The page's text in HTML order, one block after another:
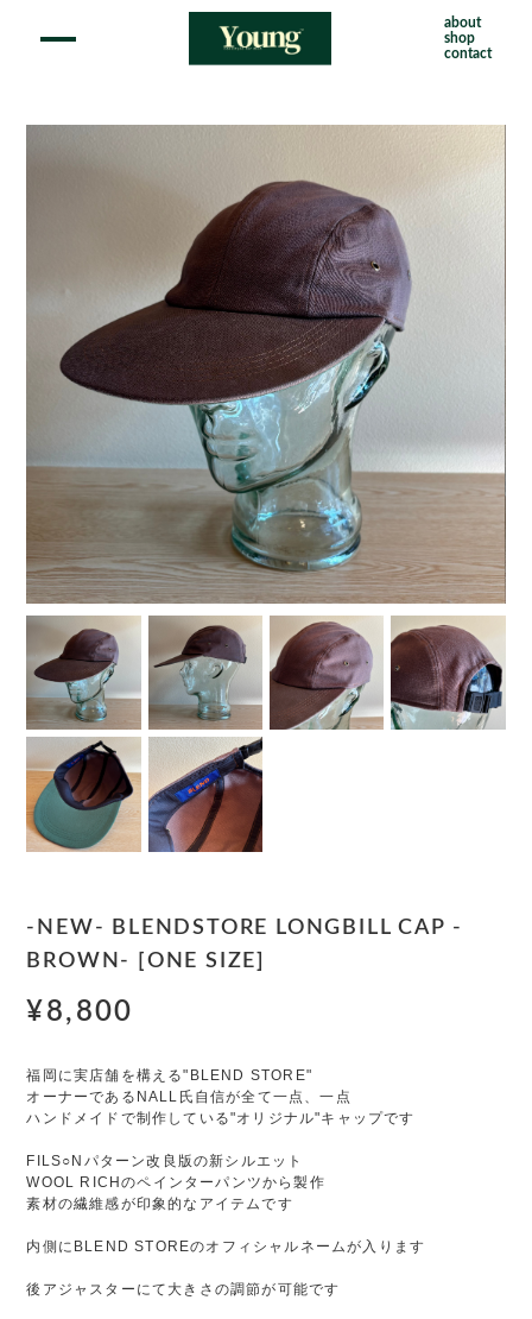
about
shop
contact
-NEW- BLENDSTORE LONGBILL CAP -
BROWN- [ONE SIZE]
¥8,800
福岡に実店舗を構える"BLEND STORE"
オーナーであるNALL氏自信が全て一点、一点
ハンドメイドで制作している"オリジナル"キャップです
FILS○Nパターン改良版の新シルエット
WOOL RICHのペインターパンツから製作
素材の繊維感が印象的なアイテムです
内側にBLEND STOREのオフィシャルネームが入ります
後アジャスターにて大きさの調節が可能です